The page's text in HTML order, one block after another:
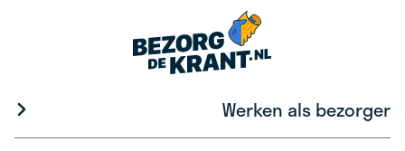
Werken als bezorger